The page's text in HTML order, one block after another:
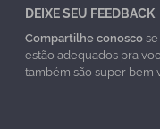
DEIXE SEU FEEDBACK
Compartilhe conosco
estão adequados pra
também são super bem